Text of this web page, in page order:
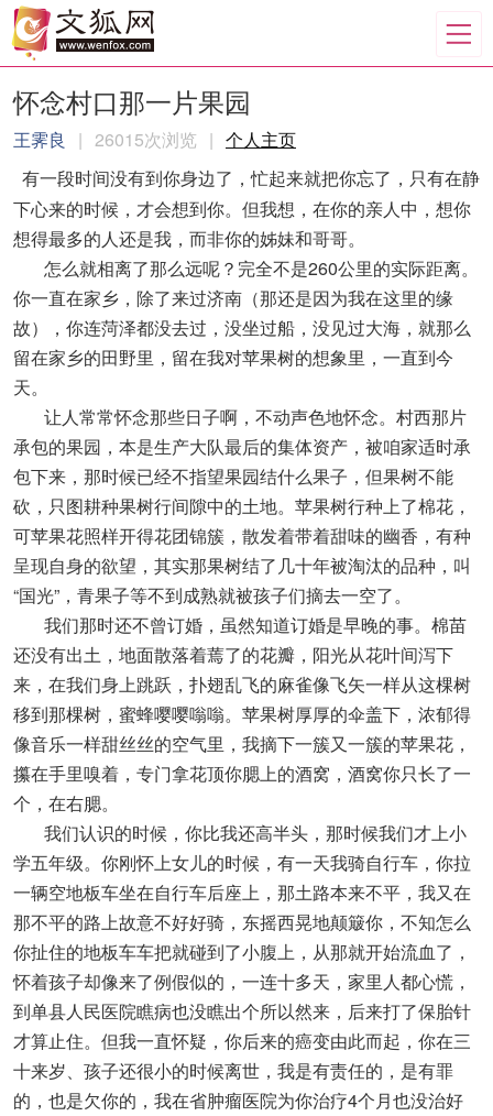
怀念村口那一片果园
王霁良 | 26015次浏览 | 个人主页
有一段时间没有到你身边了，忙起来就把你忘了，只有在静
下心来的时候，才会想到你。但我想，在你的亲人中，想你
想得最多的人还是我，而非你的姊妹和哥哥。
怎么就相离了那么远呢？完全不是260公里的实际距离。
你一直在家乡，除了来过济南（那还是因为我在这里的缘
故），你连菏泽都没去过，没坐过船，没见过大海，就那么
留在家乡的田野里，留在我对苹果树的想象里，一直到今
天。
让人常常怀念那些日子啊，不动声色地怀念。村西那片
承包的果园，本是生产大队最后的集体资产，被咱家适时承
包下来，那时候已经不指望果园结什么果子，但果树不能
砍，只图耕种果树行间隙中的土地。苹果树行种上了棉花，
可苹果花照样开得花团锦簇，散发着带着甜味的幽香，有种
呈现自身的欲望，其实那果树结了几十年被淘汰的品种，叫
“国光”，青果子等不到成熟就被孩子们摘去一空了。
我们那时还不曾订婚，虽然知道订婚是早晚的事。棉苗
还没有出土，地面散落着蔫了的花瓣，阳光从花叶间泻下
来，在我们身上跳跃，扑翅乱飞的麻雀像飞矢一样从这棵树
移到那棵树，蜜蜂嘤嘤嗡嗡。苹果树厚厚的伞盖下，浓郁得
像音乐一样甜丝丝的空气里，我摘下一簇又一簇的苹果花，
攥在手里嗅着，专门拿花顶你腮上的酒窝，酒窝你只长了一
个，在右腮。
我们认识的时候，你比我还高半头，那时候我们才上小
学五年级。你刚怀上女儿的时候，有一天我骑自行车，你拉
一辆空地板车坐在自行车后座上，那土路本来不平，我又在
那不平的路上故意不好好骑，东摇西晃地颠簸你，不知怎么
你扯住的地板车车把就碰到了小腹上，从那就开始流血了，
怀着孩子却像来了例假似的，一连十多天，家里人都心慌，
到单县人民医院瞧病也没瞧出个所以然来，后来打了保胎针
才算止住。但我一直怀疑，你后来的癌变由此而起，你在三
十来岁、孩子还很小的时候离世，我是有责任的，是有罪
的，也是欠你的，我在省肿瘤医院为你治疗4个月也没治好